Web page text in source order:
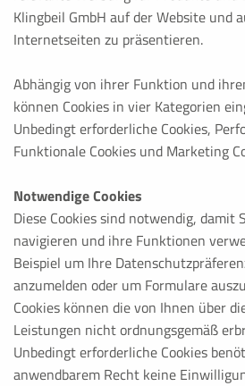
Klingbeil GmbH auf der Website und
Internetseiten zu präsentieren.
Abhängig von ihrer Funktion und
können Cookies in vier Kategorien
Unbedingt erforderliche Cookies,
Funktionale Cookies und Marketing
Notwendige Cookies
Diese Cookies sind notwendig, damit
navigieren und ihre Funktionen
Beispiel um Ihre
anzumelden oder um Formulare
Cookies können die von Ihnen über
Leistungen nicht ordnungsgemäß
Unbedingt erforderliche Cookies
anwendbarem Recht keine
Anbieter:
Anbieter dieser Seite
Cookie von PHP
die aktuelle Sitzung. Im
dieses Cookie kann nur von
Cookie Laufzeit:
be_typo_user
Name:
be_typo_user
Anbieter:
Zweck: